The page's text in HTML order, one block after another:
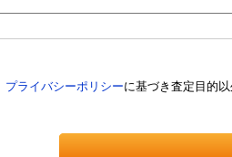
プライバシーポリシーに基づき査定目的